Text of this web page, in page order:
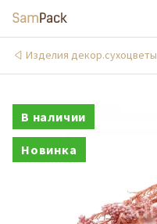
Изделия декор.сухоцветы
В наличии
Новинка